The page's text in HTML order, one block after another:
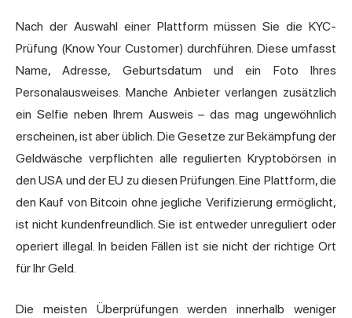
Nach der Auswahl einer Plattform müssen Sie die KYC-
Prüfung (Know Your Customer) durchführen. Diese umfasst
Name, Adresse, Geburtsdatum und ein Foto Ihres
Personalausweises. Manche Anbieter verlangen zusätzlich
ein Selfie neben Ihrem Ausweis – das mag ungewöhnlich
erscheinen, ist aber üblich. Die Gesetze zur Bekämpfung der
Geldwäsche verpflichten alle regulierten Kryptobörsen in
den USA und der EU zu diesen Prüfungen. Eine Plattform, die
den Kauf von Bitcoin ohne jegliche Verifizierung ermöglicht,
ist nicht kundenfreundlich. Sie ist entweder unreguliert oder
operiert illegal. In beiden Fällen ist sie nicht der richtige Ort
für Ihr Geld.
Die meisten Überprüfungen werden innerhalb weniger